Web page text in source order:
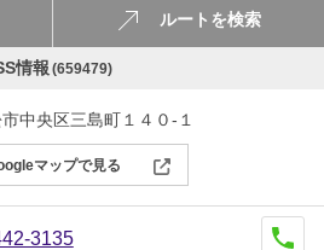
情報 (659479)
中央区三島町１４０-１
マップで見る
3135
ルートを検索